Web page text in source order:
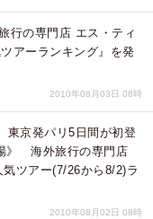
行の専門店 エス・ティ
アーランキング』を発
2010年08月03日 08時
東京発パリ5日間が初登
》 海外旅行の専門店
ツアー(7/26から8/2)ラ
2010年08月02日 08時